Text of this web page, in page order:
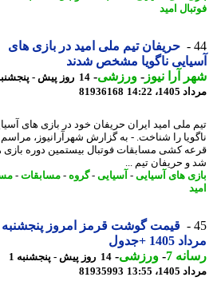
امید
حریفان تیم ملی امید در بازی های
ناگویا مشخص شدند
آرا نیوز-ورزشی-
14 روز پیش - پنجشنبه 1
14:22
81936168
ملی امید ایران حریفان خود در بازی های آسیایی
را شناخت. - به گزارش شهرآرانیوز، مراسم
حریفان تیم ...
های آسیایی-آسیایی-گروه- مسابقات-
قیمت گوشت قرمز امروز پنجشنبه 1
+جدول
7
-ورزشی-
14 روز پیش - پنجشنبه 1
13:55
81935993